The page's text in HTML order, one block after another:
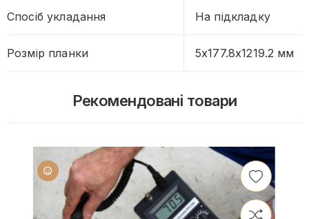
Спосіб укладання На підкладку
Розмір планки 5х177.8х1219.2 мм
Рекомендовані товари